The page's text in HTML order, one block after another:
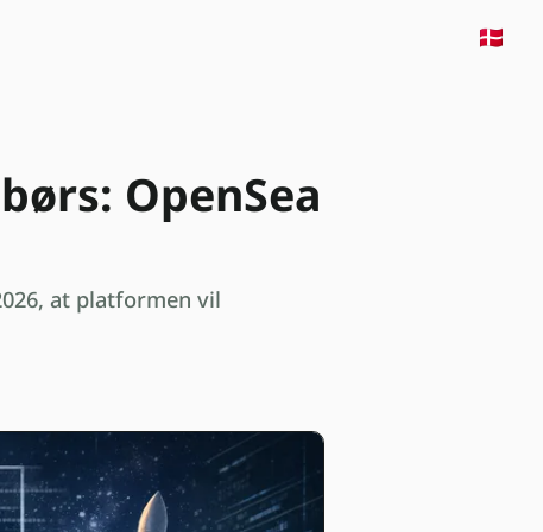
🇩🇰
OpenSea
at platformen vil